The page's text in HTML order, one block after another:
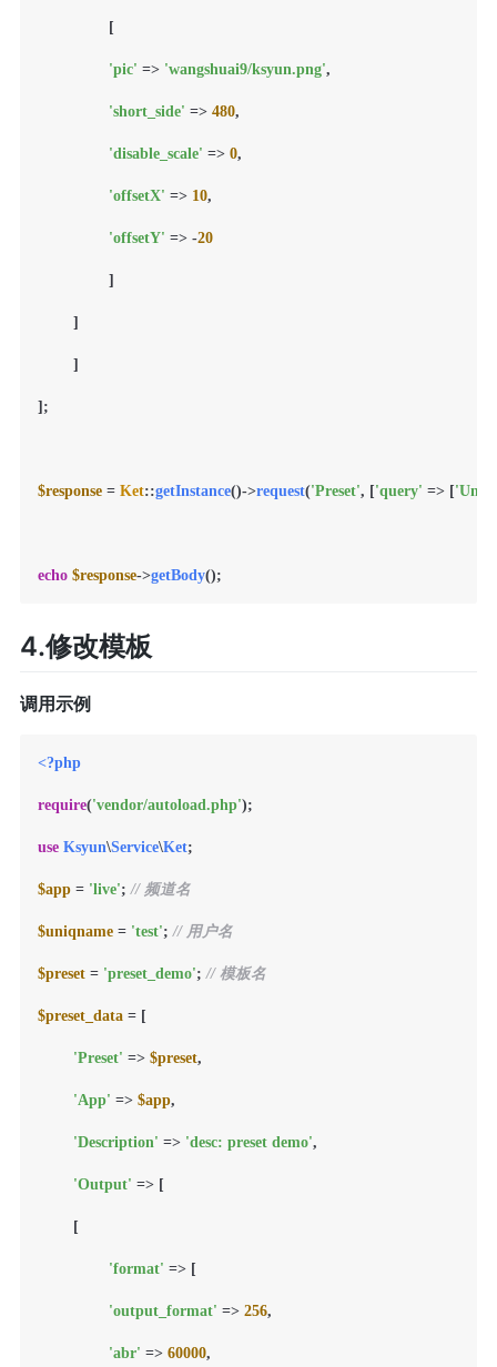
'pic' => 'wangshuai9/ksyun.png',
'short_side' => 480,
'disable_scale' => 0,
'offsetX' => 10,
'offsetY' => -20
];
$response = Ket::getInstance()->request('Preset', ['query' => [
echo $response->getBody
4.修改模板
调用示例
<?php
require('vendor/autoload.php');
use Ksyun\Service\Ket;
$app = 'live'; // 频道名
$uniqname = 'test'; // 用户名
$preset = 'preset_demo'; // 模板名
$preset_data = [
'Preset' => $preset,
'App' => $app,
'Description' => 'desc: preset demo',
'Output' => [
'format' => [
'output_format' => 256,
'abr' => 60000,